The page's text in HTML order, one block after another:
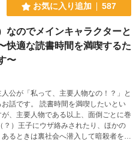
お気に入り追加 587
なのでメインキャラクターと
適な読書時間を満喫するた
〜
公が「私って、主要人物なの！？」と
満喫したいとい
、主要人物である以上、面倒ごとに巻
るときは裏社会へ潜入して暗殺者を従